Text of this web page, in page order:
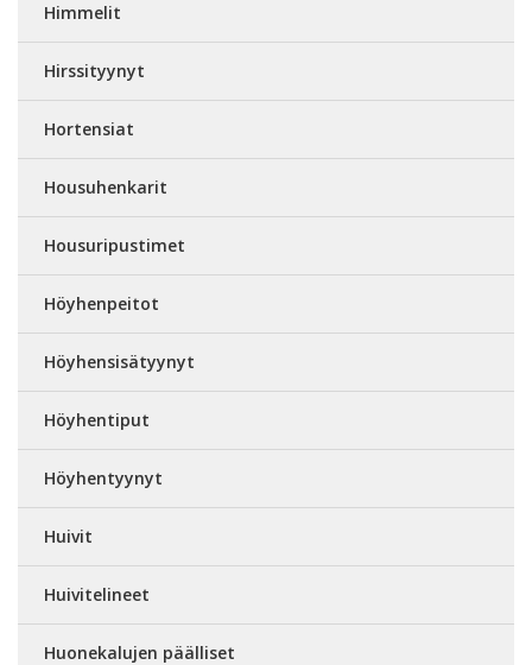
Himmelit
Hirssityynyt
Hortensiat
Housuhenkarit
Housuripustimet
Höyhenpeitot
Höyhensisätyynyt
Höyhentiput
Höyhentyynyt
Huivit
Huivitelineet
Huonekalujen päälliset